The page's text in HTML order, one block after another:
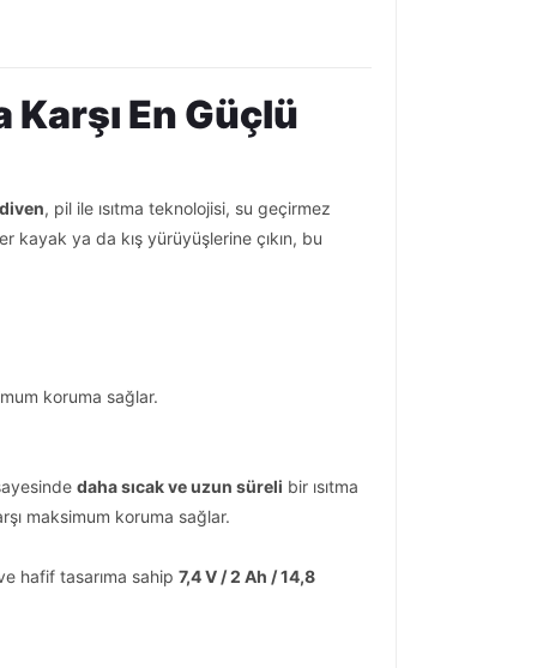
En Güçlü
, pil ile ısıtma teknolojisi, su geçirmez
kayak ya da kış yürüyüşlerine çıkın, bu
koruma sağlar.
daha sıcak ve uzun süreli bir ısıtma
maksimum koruma sağlar.
hafif tasarıma sahip 7,4 V / 2 Ah / 14,8